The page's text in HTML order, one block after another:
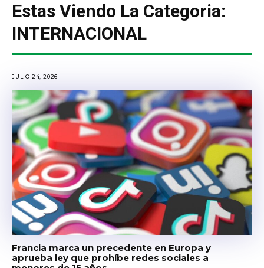
Estas Viendo La Categoria:
INTERNACIONAL
JULIO 24, 2026
Francia marca un precedente en Europa y
aprueba ley que prohíbe redes sociales a